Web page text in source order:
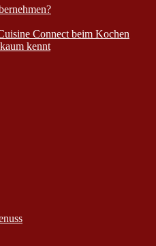
Connect beim Kochen
kennt